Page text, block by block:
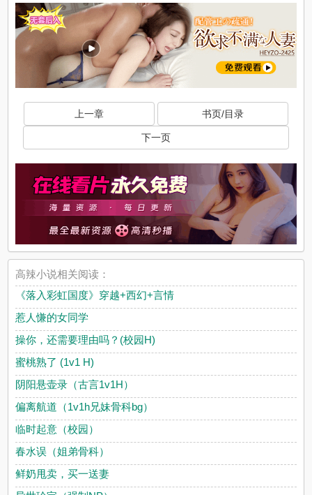
上一章 书页/目录
下一页
高辣小说相关阅读：
《落入彩虹国度》穿越+西幻+言情
惹人慊的女同学
操你，还需要理由吗？(校园H)
蜜桃熟了 (1v1 H)
阴阳悬壶录（古言1v1H）
偏离航道（1v1h兄妹骨科bg）
临时起意（校园）
春水误（姐弟骨科）
鲜奶甩卖，买一送妻